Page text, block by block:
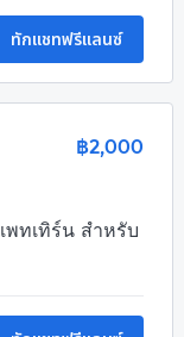
ทักแชทฟรีแลนซ์
฿2,000
ทเทิร์น สำหรับ